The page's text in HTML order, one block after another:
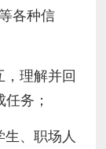
各种信
，理解并回
务；
生、职场人